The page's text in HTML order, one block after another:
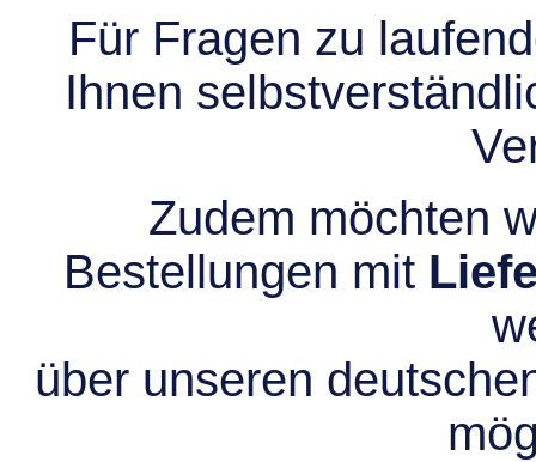
Für Fragen zu
Ihnen
Zudem möchten
Bestellungen mit
über unseren